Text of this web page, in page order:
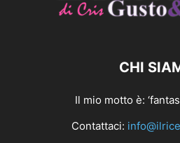
CHI
Il mio motto è:
Contattaci: